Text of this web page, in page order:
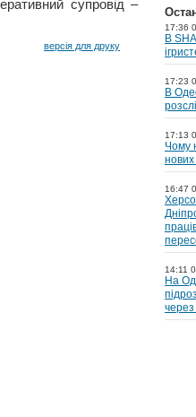
супровід ‒
версія для друку
17:36
В
17:23
В
17:13
Чому
16:47
14:11
На